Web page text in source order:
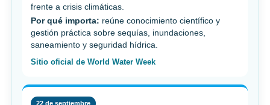
frente a crisis climáticas.
Por qué importa: reúne conocimiento científico y
gestión práctica sobre sequías, inundaciones,
saneamiento y seguridad hídrica.
Sitio oficial de World Water Week
22 de septiembre